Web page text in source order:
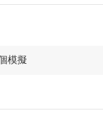
模擬